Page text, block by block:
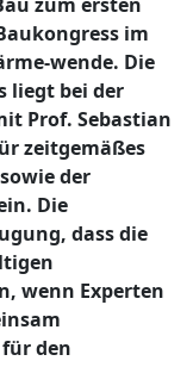
im
wende. Die
liegt bei der
Prof. Sebastian
zeitgemäßes
der
Die
dass die
wenn Experten
den